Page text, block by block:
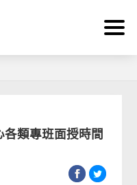
類專班面授時間